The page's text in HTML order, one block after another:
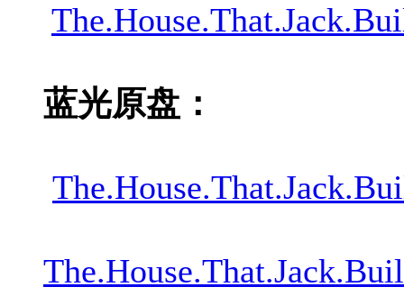
蓝光原盘：